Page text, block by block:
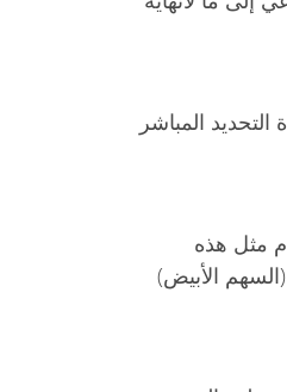
المباشر
مثل هذه
الأبيض)